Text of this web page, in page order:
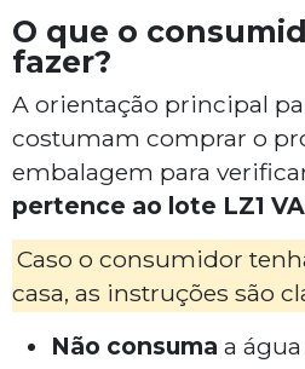
O que o
fazer?
A orientação principal
costumam comprar o
embalagem para
pertence ao lote LZ1
Caso o consumidor
casa, as instruções são
Não consuma a